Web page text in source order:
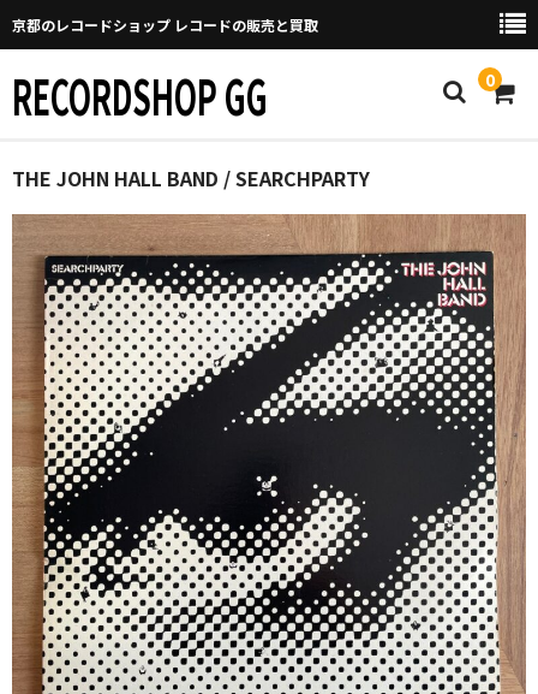
京都のレコードショップ レコードの販売と買取
RECORDSHOP GG 0
Home
マイページ
GGについて
買取について
取り置きなどについて
Categories
New Arrivals
新譜
GG RECORD （当店のレーベル）
全商品
JAZZ-US
THE JOHN HALL BAND / SEARCHPARTY